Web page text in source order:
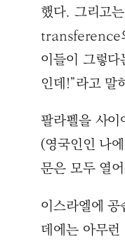
했다. 그리고
transference
이들이 그렇
인데!”라고
팔라펠을 사
(영국인인 나
문은 모두 열
이스라엘에
데에는 아무